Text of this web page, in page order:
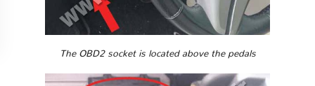
The OBD2 socket is located above the pedals